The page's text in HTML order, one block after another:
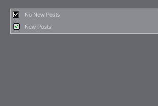
No New Posts
New Posts